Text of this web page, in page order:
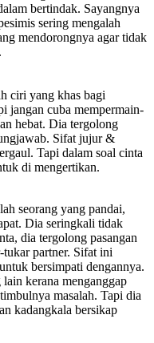
bertindak. Sayangnya
sering mengalah
mendorongnya agar tidak
ciri yang khas bagi
jangan cuba mempermain-
hebat. Dia tergolong
Sifat jujur &
Tapi dalam soal cinta
di mengertikan.
seorang yang pandai,
Dia seringkali tidak
dia tergolong pasangan
tukar partner. Sifat ini
bersimpati dengannya.
kerana menganggap
masalah. Tapi dia
kadangkala bersikap